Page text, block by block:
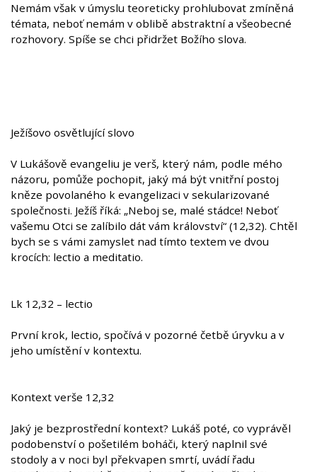
Nemám však v úmyslu teoreticky prohlubovat zmíněná
témata, neboť nemám v oblibě abstraktní a všeobecné
rozhovory. Spíše se chci přidržet Božího slova.
Ježíšovo osvětlující slovo
V Lukášově evangeliu je verš, který nám, podle mého
názoru, pomůže pochopit, jaký má být vnitřní postoj
kněze povolaného k evangelizaci v sekularizované
společnosti. Ježíš říká: „Neboj se, malé stádce! Neboť
vašemu Otci se zalíbilo dát vám království“ (12,32). Chtěl
bych se s vámi zamyslet nad tímto textem ve dvou
krocích: lectio a meditatio.
Lk 12,32 – lectio
První krok, lectio, spočívá v pozorné četbě úryvku a v
jeho umístění v kontextu.
Kontext verše 12,32
Jaký je bezprostřední kontext? Lukáš poté, co vyprávěl
podobenství o pošetilém boháči, který naplnil své
stodoly a v noci byl překvapen smrtí, uvádí řadu